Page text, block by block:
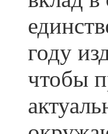
году
чтобы